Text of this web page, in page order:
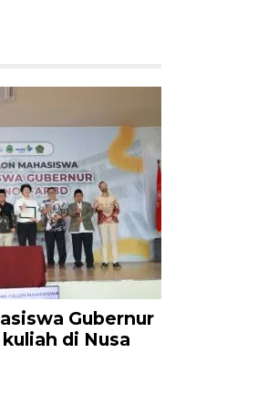
Gubernur
di Nusa